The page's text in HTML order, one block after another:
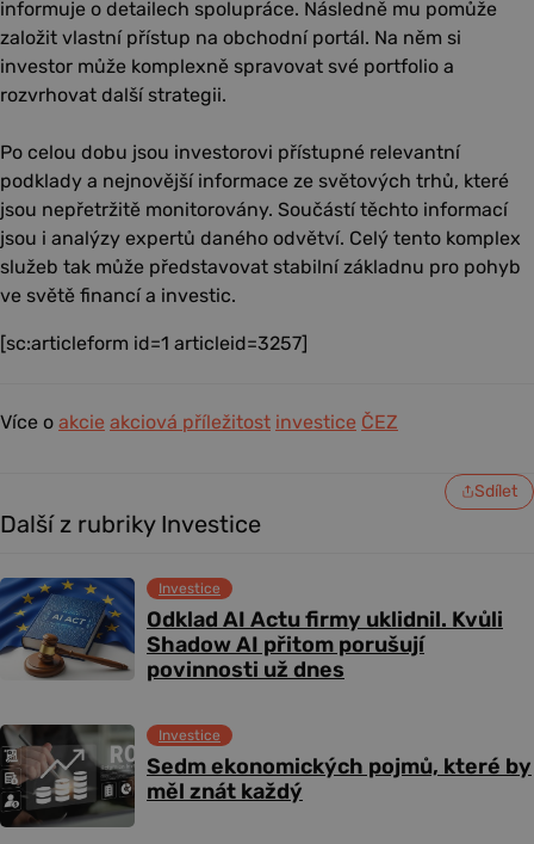
informuje o detailech spolupráce. Následně mu pomůže
založit vlastní přístup na obchodní portál. Na něm si
investor může komplexně spravovat své portfolio a
rozvrhovat další strategii.
Po celou dobu jsou investorovi přístupné relevantní
podklady a nejnovější informace ze světových trhů, které
jsou nepřetržitě monitorovány. Součástí těchto informací
jsou i analýzy expertů daného odvětví. Celý tento komplex
služeb tak může představovat stabilní základnu pro pohyb
ve světě financí a investic.
[sc:articleform id=1 articleid=3257]
Více o akcie akciová příležitost investice ČEZ
Sdílet
Další z rubriky Investice
Odklad AI Actu firmy uklidnil. Kvůli
Shadow AI přitom porušují
povinnosti už dnes
Investice
Sedm ekonomických pojmů, které by
měl znát každý
Investice